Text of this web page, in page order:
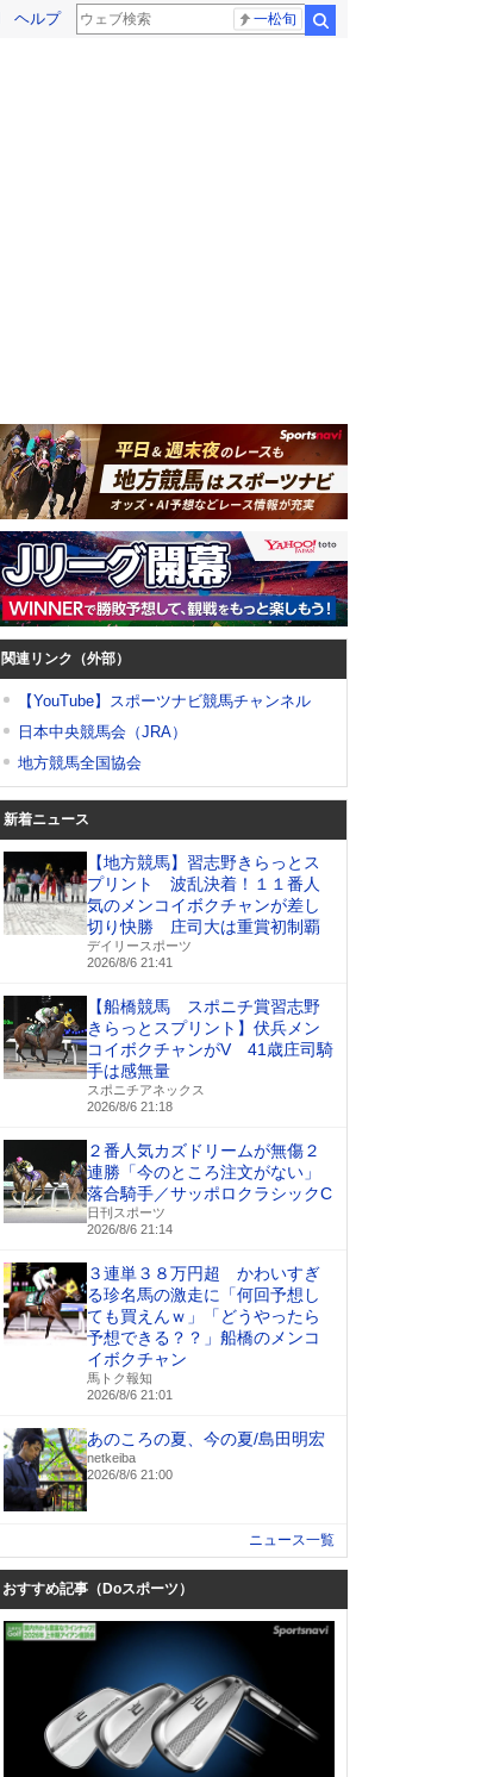
ヘルプ 一松旬
関連リンク（外部）
【YouTube】スポーツナビ競馬チャンネル
日本中央競馬会（JRA）
地方競馬全国協会
新着ニュース
【地方競馬】習志野きらっとス
プリント 波乱決着！１１番人
気のメンコイボクチャンが差し
切り快勝 庄司大は重賞初制覇
デイリースポーツ
2026/8/6 21:41
【船橋競馬 スポニチ賞習志野
きらっとスプリント】伏兵メン
コイボクチャンがV 41歳庄司騎
手は感無量
スポニチアネックス
2026/8/6 21:18
２番人気カズドリームが無傷２
連勝「今のところ注文がない」
落合騎手／サッポロクラシックC
日刊スポーツ
2026/8/6 21:14
３連単３８万円超 かわいすぎ
る珍名馬の激走に「何回予想し
ても買えんｗ」「どうやったら
予想できる？？」船橋のメンコ
イボクチャン
馬トク報知
2026/8/6 21:01
あのころの夏、今の夏/島田明宏
netkeiba
2026/8/6 21:00
ニュース一覧
おすすめ記事（Doスポーツ）